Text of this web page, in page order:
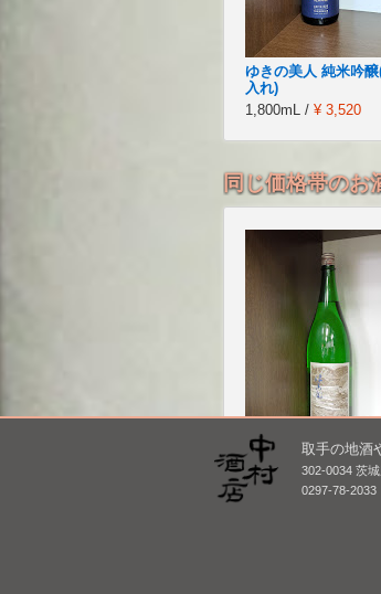
ゆきの美人 純米吟醸
入れ)
1,800mL / ¥ 3,520
同じ価格帯のお
津島屋外伝 純米酒
Vater Rhein 父なる
ン 2014winter [BY26]
取手の地酒
302-0034 茨
0297-78-2033